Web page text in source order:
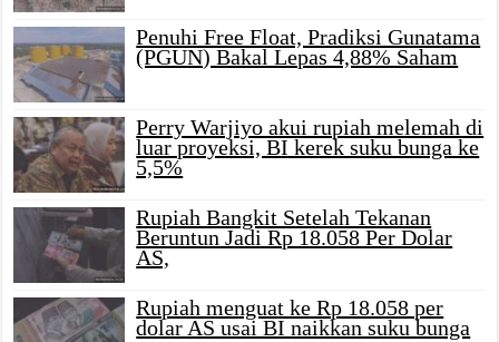
Penuhi Free Float, Pradiksi Gunatama
(PGUN) Bakal Lepas 4,88% Saham
Perry Warjiyo akui rupiah melemah di
luar proyeksi, BI kerek suku bunga ke
5,5%
Rupiah Bangkit Setelah Tekanan
Beruntun Jadi Rp 18.058 Per Dolar
AS,
Rupiah menguat ke Rp 18.058 per
dolar AS usai BI naikkan suku bunga